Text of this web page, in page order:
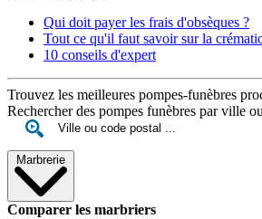
Qui doit payer les frais d'obsèques ?
Tout ce qu'il faut savoir sur la
10 conseils d'expert
Trouvez les meilleures pompes-funèbres
Rechercher des pompes funèbres par ville
Marbrerie
Comparer les marbriers